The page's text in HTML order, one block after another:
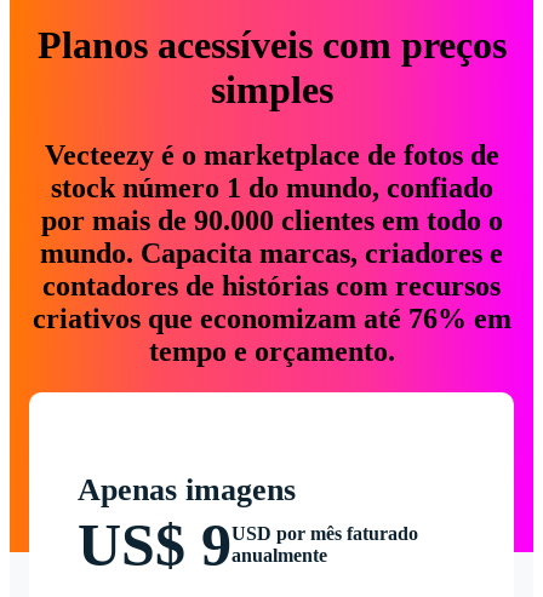
Planos acessíveis com preços
simples
Vecteezy é o marketplace de fotos de
stock número 1 do mundo, confiado
por mais de 90.000 clientes em todo o
mundo. Capacita marcas, criadores e
contadores de histórias com recursos
criativos que economizam até 76% em
tempo e orçamento.
Apenas imagens
US$ 9USD por mês faturado
anualmente